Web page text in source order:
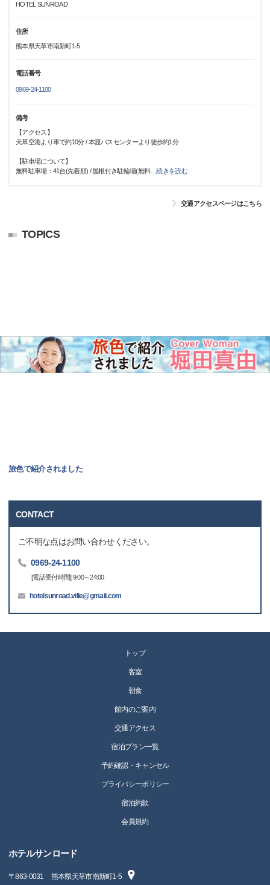
HOTEL SUNROAD
住所
熊本県天草市南新町1-5
電話番号
0969-24-1100
備考
【アクセス】
天草空港より車で約10分 / 本渡バスセンターより徒歩約1分
【駐車場について】
無料駐車場：41台(先着順) / 屋根付き駐輪場(無料…続きを読む
交通アクセスページはこちら
TOPICS
旅色で紹介されました
CONTACT
ご不明な点はお問い合わせください。
0969-24-1100
[電話受付時間] 9:00～24:00
hotelsunroad.ville@gmail.com
トップ
客室
朝食
館内のご案内
交通アクセス
宿泊プラン一覧
予約確認・キャンセル
プライバシーポリシー
宿泊約款
会員規約
ホテルサンロード
〒863-0031 熊本県天草市南新町1-5